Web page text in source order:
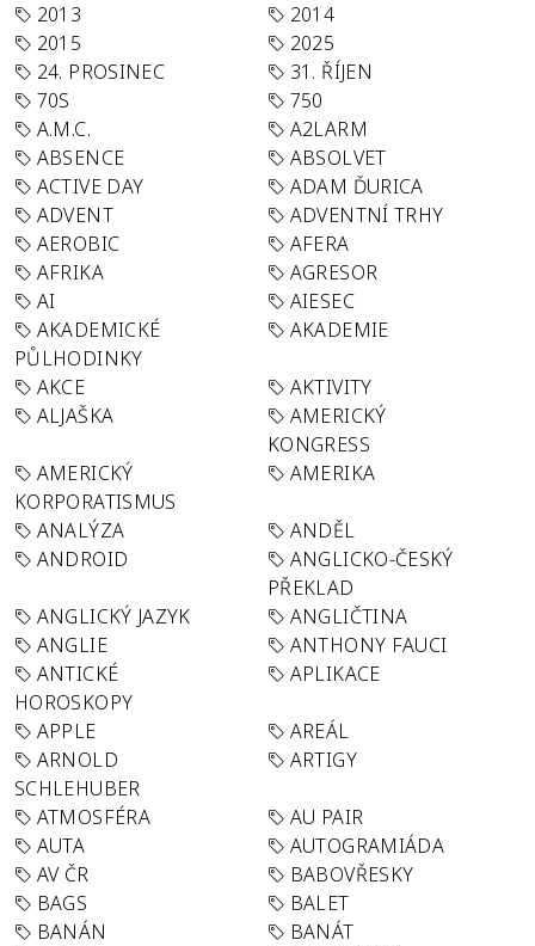
2013
2014
2015
2025
24. PROSINEC
31. ŘÍJEN
70S
750
A.M.C.
A2LARM
ABSENCE
ABSOLVET
ACTIVE DAY
ADAM ĎURICA
ADVENT
ADVENTNÍ TRHY
AEROBIC
AFERA
AFRIKA
AGRESOR
AI
AIESEC
AKADEMICKÉ
PŮLHODINKY
AKADEMIE
AKCE
AKTIVITY
ALJAŠKA
AMERICKÝ
KONGRESS
AMERICKÝ
KORPORATISMUS
AMERIKA
ANALÝZA
ANDĚL
ANDROID
ANGLICKO-ČESKÝ
PŘEKLAD
ANGLICKÝ JAZYK
ANGLIČTINA
ANGLIE
ANTHONY FAUCI
ANTICKÉ
HOROSKOPY
APLIKACE
APPLE
AREÁL
ARNOLD
SCHLEHUBER
ARTIGY
ATMOSFÉRA
AU PAIR
AUTA
AUTOGRAMIÁDA
AV ČR
BABOVŘESKY
BAGS
BALET
BANÁN
BANÁT